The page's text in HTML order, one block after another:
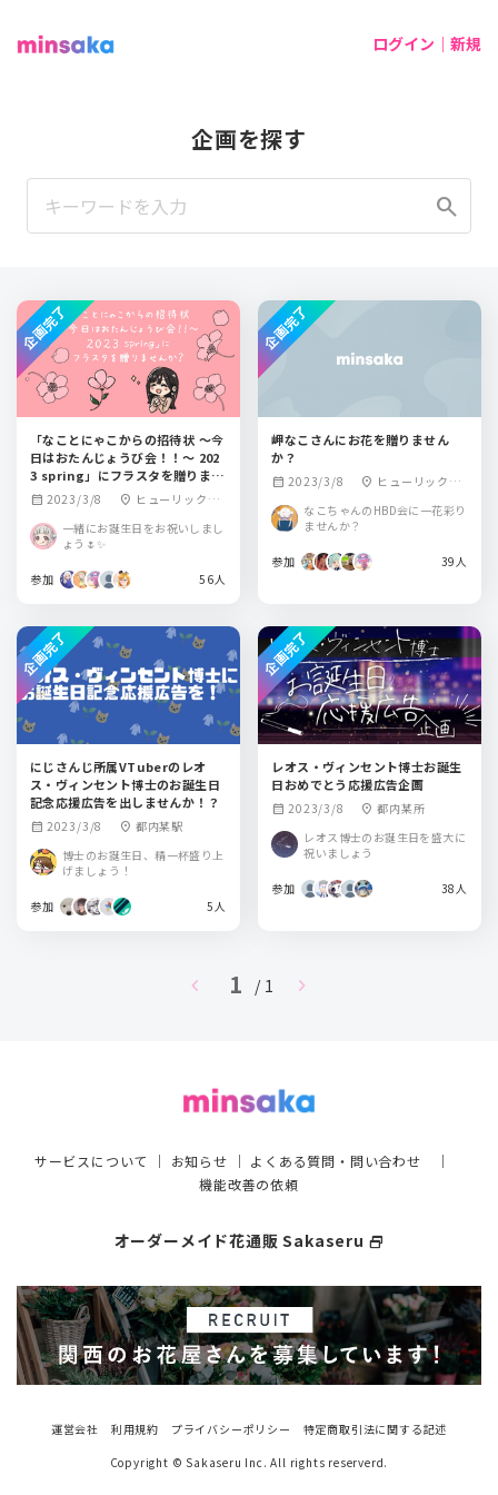
ログイン｜新規
企画を探す
search
「なことにゃこからの招待状 ～今
日はおたんじょうび会！！～ 202
3 spring」にフラスタを贈りませ
んか？
calendar_month 2023/3/8 location_on ヒューリックホ
ール東京
一緒にお誕生日をお祝いしまし
ょう🌷✨
参加 56人
企画完了
岬なこさんにお花を贈りません
か？
calendar_month 2023/3/8 location_on ヒューリックホ
なこちゃんのHBD会に一花彩り
ませんか？
参加 39人
企画完了
にじさんじ所属VTuberのレオ
ス・ヴィンセント博士のお誕生日
記念応援広告を出しませんか！？
calendar_month 2023/3/8 location_on 都内某駅
博士のお誕生日、精一杯盛り上
げましょう！
参加 5人
企画完了
レオス・ヴィンセント博士お誕生
日おめでとう応援広告企画
calendar_month 2023/3/8 location_on 都内某所
レオス博士のお誕生日を盛大に
祝いましょう
参加 38人
企画完了
chevron_left 1 / 1 chevron_right
サービスについて ｜ お知らせ ｜ よくある質問・問い合わせ ｜
機能改善の依頼
オーダーメイド花通販 Sakaseru select_window
運営会社 利用規約 プライバシーポリシー
特定商取引法に関する記述
Copyright © Sakaseru Inc. All rights reserverd.